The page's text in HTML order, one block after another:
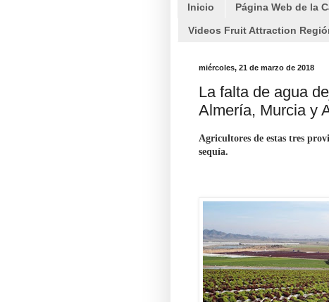
Inicio Página Web de la
Videos Fruit Attraction
miércoles, 21 de marzo de 2018
La falta de agua
Almería, Murcia y
Agricultores de estas tres
sequía.